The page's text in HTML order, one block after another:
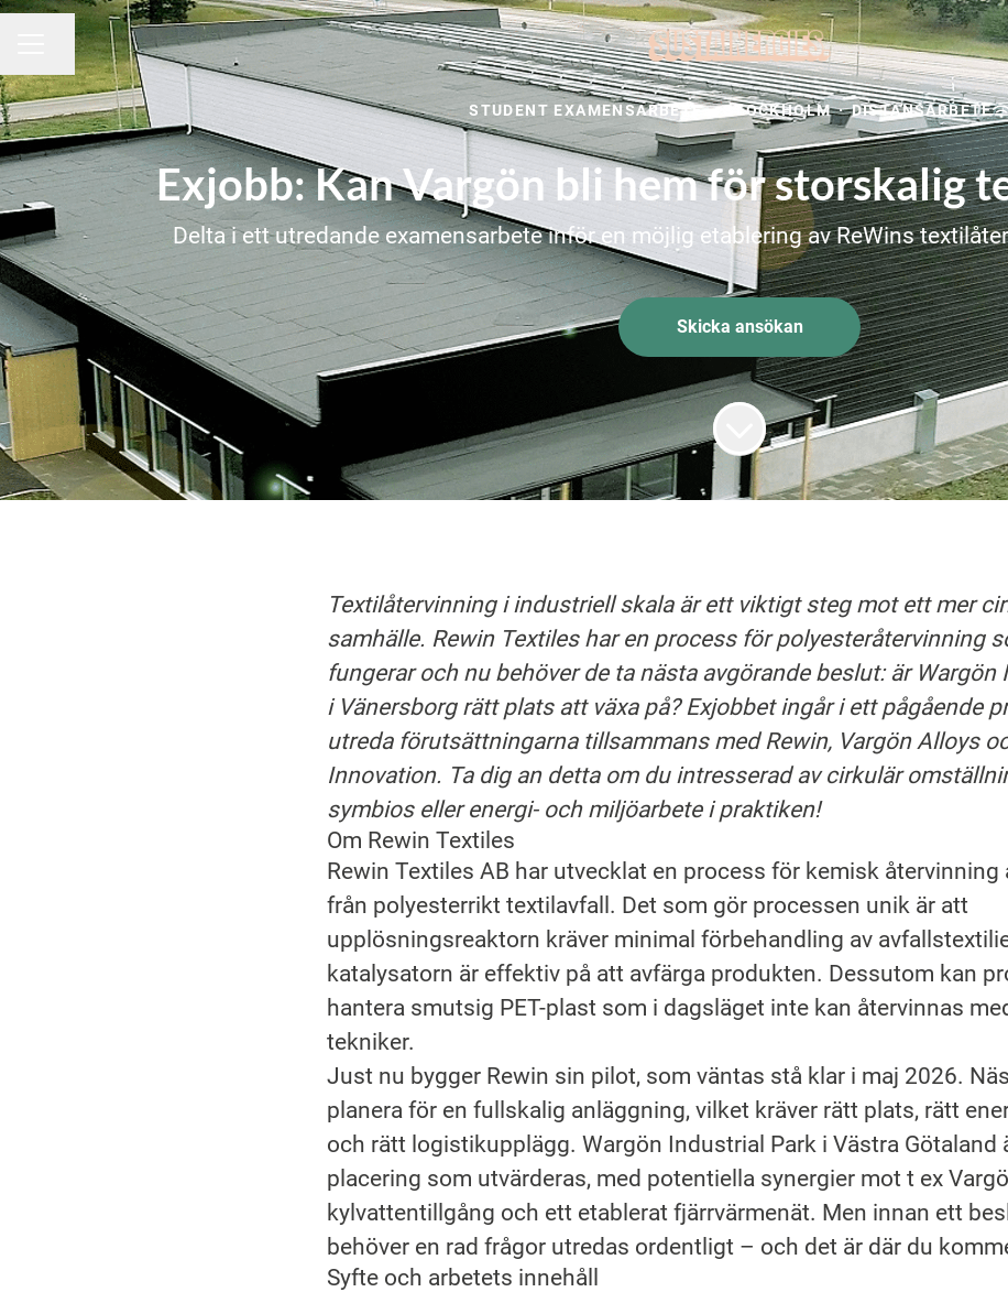
KARRIÄRMENY
Dela sidan
STUDENT EXAMENSARBETE · STOCKHOLM · DISTANSARBETE
Exjobb: Kan Vargön bli hem för storskalig
Delta i ett utredande examensarbete inför en möjlig etablering av ReWins
Skicka ansökan
Textilåtervinning i industriell skala är ett viktigt steg mot ett mer
samhälle. Rewin Textiles har en process för polyesteråtervinning
fungerar och nu behöver de ta nästa avgörande beslut: är Wargön
i Vänersborg rätt plats att växa på? Exjobbet ingår i ett pågående
utreda förutsättningarna tillsammans med Rewin, Vargön Alloys
Innovation. Ta dig an detta om du intresserad av cirkulär
symbios eller energi- och miljöarbete i praktiken!
Om Rewin Textiles
Rewin Textiles AB har utvecklat en process för kemisk återvinning
från polyesterrikt textilavfall. Det som gör processen unik är att
upplösningsreaktorn kräver minimal förbehandling av
katalysatorn är effektiv på att avfärga produkten. Dessutom kan
hantera smutsig PET-plast som i dagsläget inte kan återvinnas
tekniker.
Just nu bygger Rewin sin pilot, som väntas stå klar i maj 2026.
planera för en fullskalig anläggning, vilket kräver rätt plats, rätt
och rätt logistikupplägg. Wargön Industrial Park i Västra Götaland
placering som utvärderas, med potentiella synergier mot t ex
kylvattentillgång och ett etablerat fjärrvärmenät. Men innan ett
behöver en rad frågor utredas ordentligt – och det är där du
Syfte och arbetets innehåll